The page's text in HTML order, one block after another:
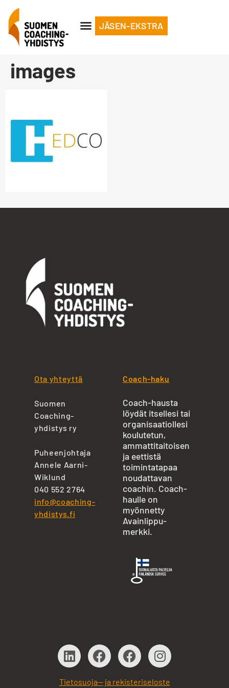
JÄSEN-EKSTRA
images
Ota yhteyttä
Suomen
Coaching-
yhdistys ry
Puheenjohtaja
Annele Aarni-
Wiklund
040 552 2764
info@coaching-
yhdistys.fi
Coach-haku
Coach-hausta
löydät itsellesi tai
organisaatiollesi
koulutetun,
ammattitaitoisen
ja eettistä
toimintatapaa
noudattavan
coachin. Coach-
haulle on
myönnetty
Avainlippu-
merkki.
Tietosuoja— ja rekisteriseloste